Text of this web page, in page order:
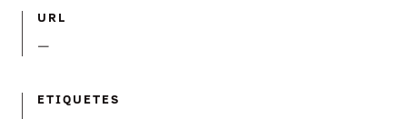
URL
—
ETIQUETES